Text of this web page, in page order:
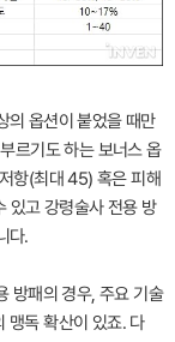
의 옵션이 붙었을 때만
르기도 하는 보너스 옵
항(최대 45) 혹은 피해
있고 강령술사 전용 방
다.
방패의 경우, 주요 기술
맹독 확산이 있죠. 다